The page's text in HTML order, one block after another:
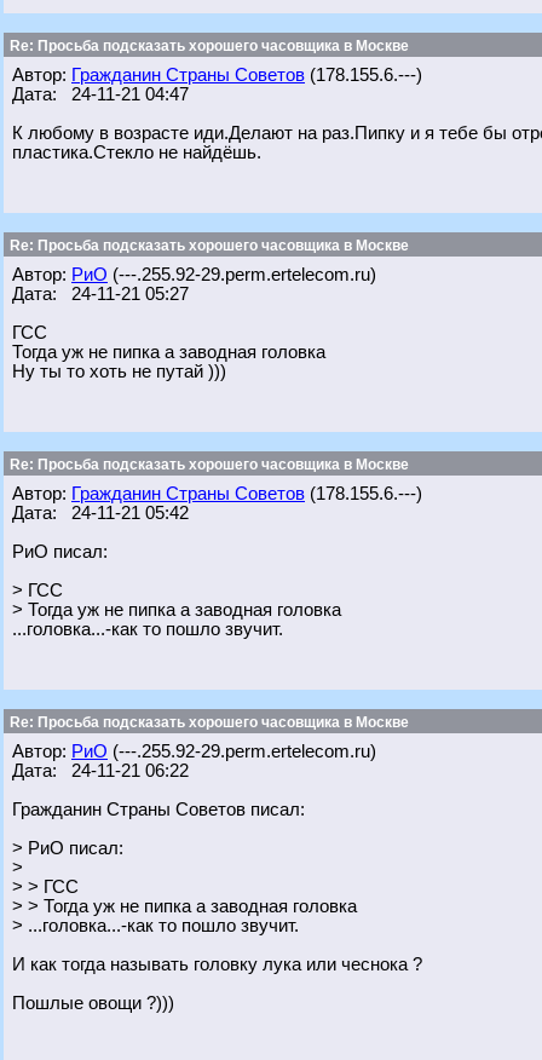
Re: Просьба подсказать хорошего часовщика в Москве
Автор: Гражданин Страны Советов (178.155.6.---)
Дата: 24-11-21 04:47
К любому в возрасте иди.Делают на раз.Пипку и я тебе бы
пластика.Стекло не найдёшь.
Re: Просьба подсказать хорошего часовщика в Москве
Автор: РиО (---.255.92-29.perm.ertelecom.ru)
Дата: 24-11-21 05:27
ГСС
Тогда уж не пипка а заводная головка
Ну ты то хоть не путай )))
Re: Просьба подсказать хорошего часовщика в Москве
Автор: Гражданин Страны Советов (178.155.6.---)
Дата: 24-11-21 05:42
РиО писал:
> ГСС
> Тогда уж не пипка а заводная головка
...головка...-как то пошло звучит.
Re: Просьба подсказать хорошего часовщика в Москве
Автор: РиО (---.255.92-29.perm.ertelecom.ru)
Дата: 24-11-21 06:22
Гражданин Страны Советов писал:
> РиО писал:
>
> > ГСС
> > Тогда уж не пипка а заводная головка
> ...головка...-как то пошло звучит.
И как тогда называть головку лука или чеснока ?
Пошлые овощи ?)))